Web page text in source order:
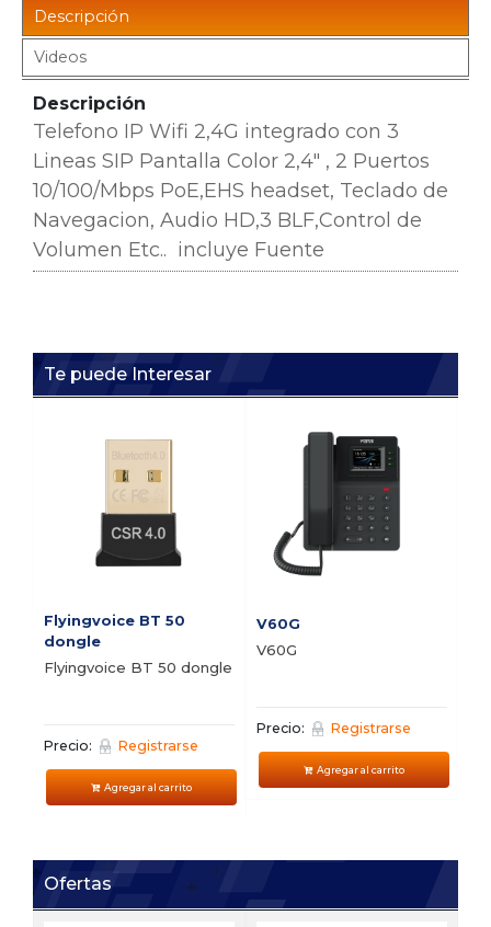
Descripción
Videos
Descripción
Telefono IP Wifi 2,4G integrado con 3
Lineas SIP Pantalla Color 2,4" , 2 Puertos
10/100/Mbps PoE,EHS headset, Teclado de
Navegacion, Audio HD,3 BLF,Control de
Volumen Etc.. incluye Fuente
Te puede Interesar
Flyingvoice BT 50
dongle
Flyingvoice BT 50 dongle
Precio: Registrarse
Agregar al carrito
V60G
V60G
Precio: Registrarse
Agregar al carrito
Ofertas